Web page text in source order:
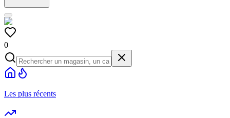
0
Les plus récents